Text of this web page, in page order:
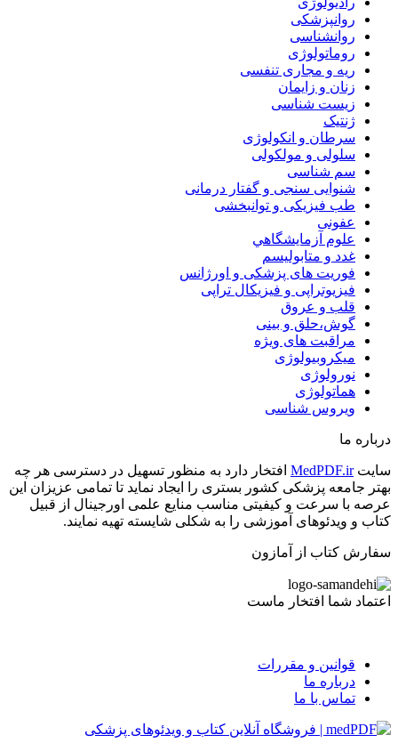
روانپزشکی
روانشناسی
روماتولوژی
ریه و مجاری تنفسی
زنان و زایمان
زیست شناسی
ژنتیک
سرطان و انکولوژی
سلولی و مولکولی
سم شناسی
شنوایی سنجی و گفتار درمانی
طب فیزیکی و توانبخشی
عفونی
علوم آزمايشگاهي
غدد و متابولیسم
فوریت های پزشکی و اورژانس
فیزیوتراپی و فیزیکال تراپی
قلب و عروق
گوش،حلق و بینی
مراقبت های ویژه
میکروبیولوژی
نورولوژی
هماتولوژی
ویروس شناسی
درباره ما
سایتMedPDF.ir افتخار دارد به منظور تسهیل در دسترسی هر چه
بهتر جامعه پزشکی کشور بستری را ایجاد نماید تا تمامی عزیزان این
عرصه با سرعت و کیفیتی مناسب منایع علمی اورجینال از قبیل
کتاب و ویدئوهای آموزشی را به شکلی شایسته تهیه نمایند.
سفارش کتاب از آمازون
اعتماد شما افتخار ماست
قوانین و مقررات
درباره ما
تماس با ما